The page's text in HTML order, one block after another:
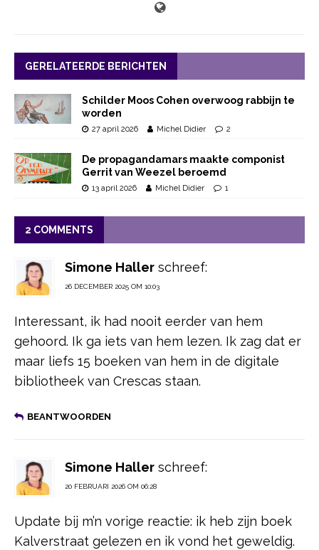
GERELATEERDE BERICHTEN
Schilder Moos Cohen overwoog rabbijn te
worden
27 april 2026 Michel Didier 2
De propagandamars maakte componist
Gerrit van Weezel beroemd
13 april 2026 Michel Didier 1
2 COMMENTS
Simone Haller schreef:
26 DECEMBER 2025 OM 10:03
Interessant, ik had nooit eerder van hem
gehoord. Ik ga iets van hem lezen. Ik zag dat er
maar liefs 15 boeken van hem in de digitale
bibliotheek van Crescas staan.
BEANTWOORDEN
Simone Haller schreef:
20 FEBRUARI 2026 OM 06:28
Update bij m’n vorige reactie: ik heb zijn boek
Kalverstraat gelezen en ik vond het geweldig.